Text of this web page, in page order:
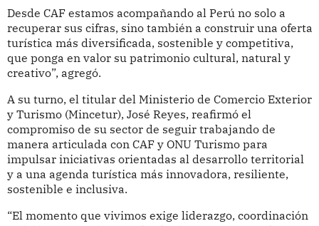
Desde CAF estamos acompañando al Perú no solo a
recuperar sus cifras, sino también a construir una oferta
turística más diversificada, sostenible y competitiva,
que ponga en valor su patrimonio cultural, natural y
creativo”, agregó.
A su turno, el titular del Ministerio de Comercio Exterior
y Turismo (Mincetur), José Reyes, reafirmó el
compromiso de su sector de seguir trabajando de
manera articulada con CAF y ONU Turismo para
impulsar iniciativas orientadas al desarrollo territorial
y a una agenda turística más innovadora, resiliente,
sostenible e inclusiva.
“El momento que vivimos exige liderazgo, coordinación